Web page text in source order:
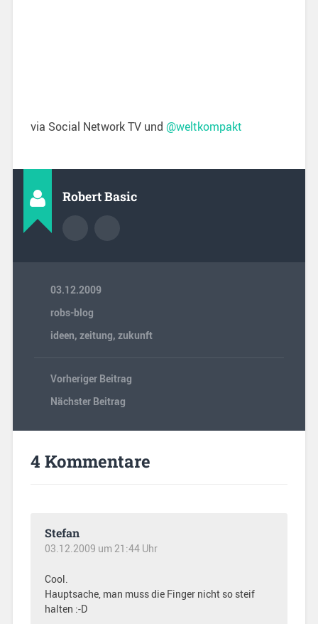
via Social Network TV und @weltkompakt
Robert Basic
03.12.2009
robs-blog
ideen, zeitung, zukunft
Vorheriger Beitrag
Nächster Beitrag
4 Kommentare
Stefan
03.12.2009 um 21:44 Uhr
Cool.
Hauptsache, man muss die Finger nicht so steif
halten :-D